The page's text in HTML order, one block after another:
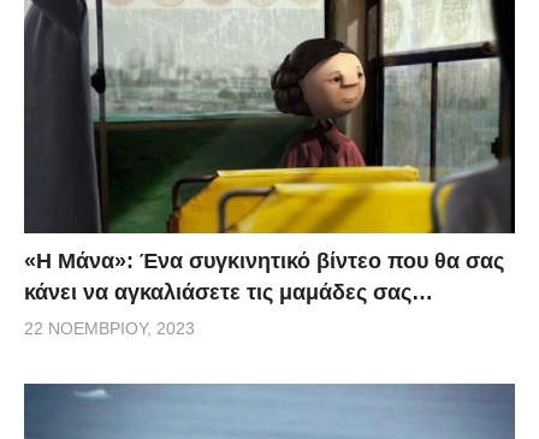
«H Μάνα»: Ένα συγκινητικό βίντεο που θα σας
κάνει να αγκαλιάσετε τις μαμάδες σας…
22 ΝΟΕΜΒΡΊΟΥ, 2023